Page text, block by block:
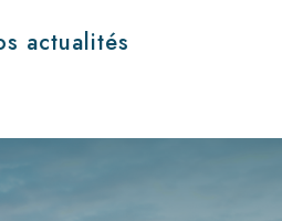
actualités